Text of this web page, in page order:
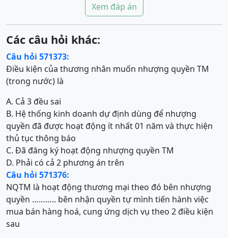
Xem đáp án
Các câu hỏi khác:
Câu hỏi 571373:
Điều kiện của thương nhân muốn nhượng quyền TM
(trong nước) là
A. Cả 3 đều sai
B. Hệ thống kinh doanh dự định dùng để nhượng
quyền đã được hoạt động ít nhất 01 năm và thực hiện
thủ tục thông báo
C. Đã đăng ký hoạt động nhượng quyền TM
D. Phải có cả 2 phương án trên
Câu hỏi 571376:
NQTM là hoạt động thương mại theo đó bên nhượng
quyền ……….. bên nhận quyền tự mình tiến hành việc
mua bán hàng hoá, cung ứng dịch vụ theo 2 điều kiện
sau